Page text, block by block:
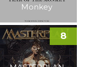
Monkey
8